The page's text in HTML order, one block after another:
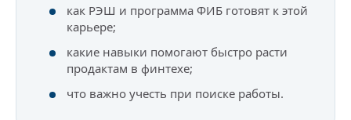
как РЭШ и программа ФИБ готовят к этой
карьере;
какие навыки помогают быстро расти
продактам в финтехе;
что важно учесть при поиске работы.